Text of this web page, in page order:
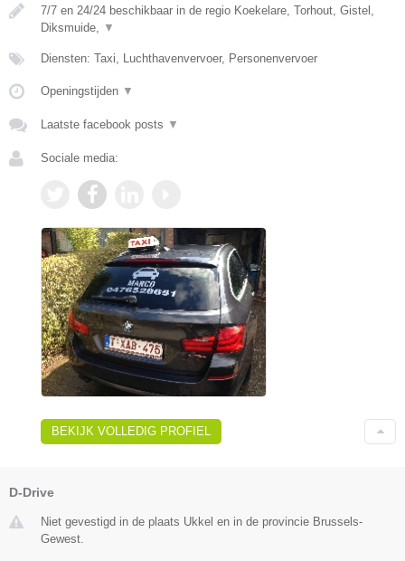
7/7 en 24/24 beschikbaar in de regio Koekelare, Torhout, Gistel,
Diksmuide, ▼
Diensten: Taxi, Luchthavenvervoer, Personenvervoer
Openingstijden ▼
Laatste facebook posts ▼
Sociale media:
BEKIJK VOLLEDIG PROFIEL
D-Drive
Niet gevestigd in de plaats Ukkel en in de provincie Brussels-
Gewest.